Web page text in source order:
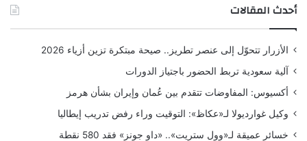
أحدث المقالات
الأزرار تتحوّل إلى عنصر تطريز.. صيحة مبتكرة تزين أزياء 2026
آلية سعودية تربط الحضور باجتياز الدورات
أكسيوس: المفاوضات تتقدم بين عُمان وإيران بشأن هرمز
وكيل غوارديولا لـ«عكاظ»: التوقيت وراء رفض تدريب إيطاليا
خسائر عميقة لـ«وول ستريت».. «داو جونز» فقد 580 نقطة